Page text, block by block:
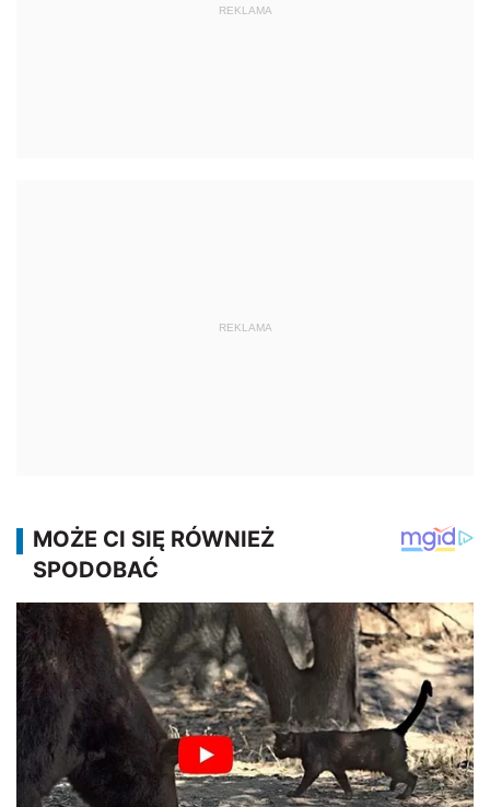
REKLAMA
REKLAMA